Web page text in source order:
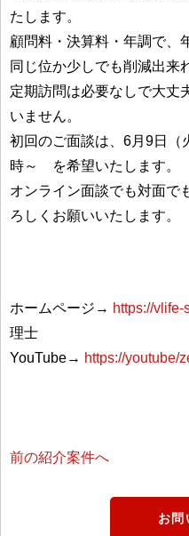
たします。
顧問料・決算料・年調で、
同じ位か少しでも削減出来
定期訪問は必要なしで大丈
いません。
初回のご面談は、6月9日
時～ を希望いたします。
オンライン面談でも対面で
ろしくお願いいたします。
ホームページ→ https://vlife-
理士
YouTube→ https://youtube/
前の紹介案件へ
お問